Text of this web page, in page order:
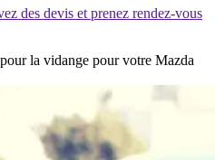
des devis et prenez rendez-vous
la vidange pour votre Mazda